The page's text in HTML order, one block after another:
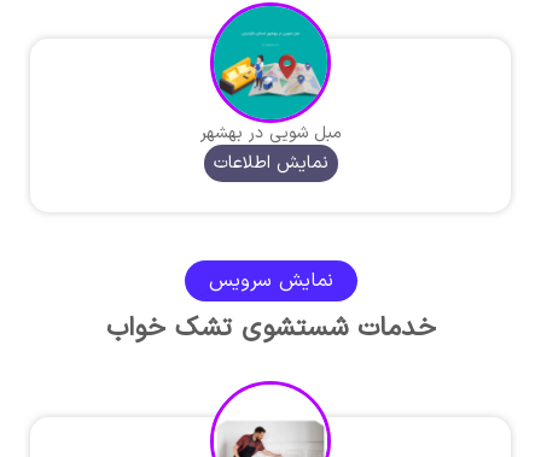
مبل شویی در بهشهر
نمایش اطلاعات
نمایش سرویس
خدمات شستشوی تشک خواب